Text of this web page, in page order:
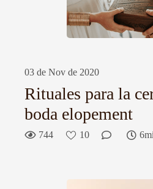
03 de Nov de 2020
Rituales para la
boda elopement
744 10